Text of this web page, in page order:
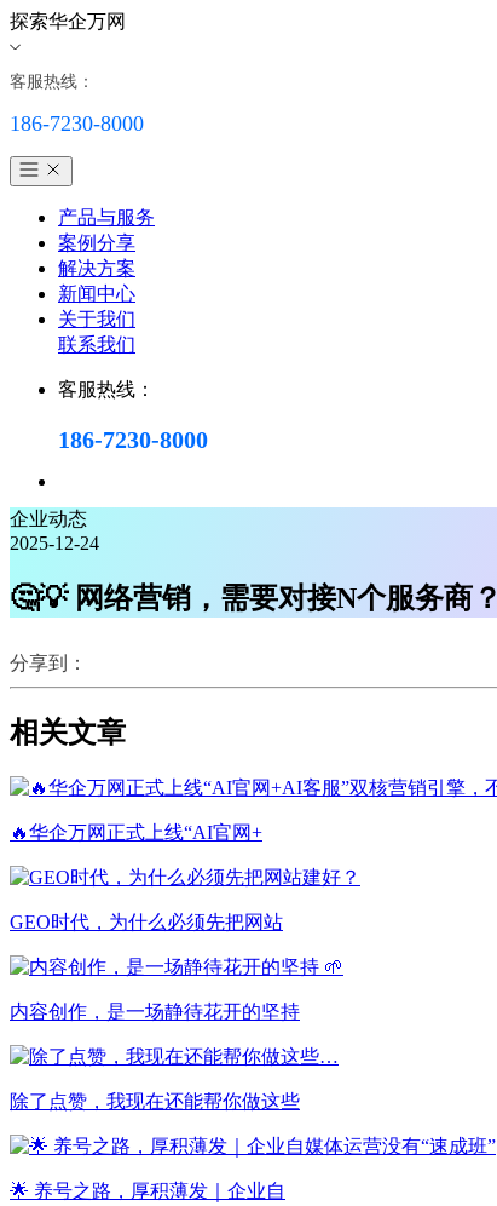
探索华企万网
客服热线：
186-7230-8000
产品与服务
案例分享
解决方案
新闻中心
关于我们
联系我们
客服热线：
186-7230-8000
企业动态
2025-12-24
🤔💡 网络营销，需要对接N个服务商？
分享到：
相关文章
🔥华企万网正式上线“AI官网+
GEO时代，为什么必须先把网站
内容创作，是一场静待花开的坚持
除了点赞，我现在还能帮你做这些
🌟 养号之路，厚积薄发｜企业自